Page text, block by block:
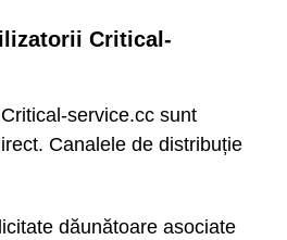
Critical-
service.cc sunt
Canalele de distribuție
dăunătoare asociate